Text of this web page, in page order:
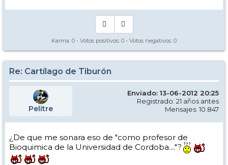
Karma: 0 - Votos positivos: 0 - Votos negativos: 0
Re: Cartílago de Tiburón
Pelitre
Enviado: 13-06-2012 20:25
Registrado: 21 años antes
Mensajes: 10.847
¿De que me sonara eso de "como profesor de
Bioquimica de la Universidad de Cordoba...."?